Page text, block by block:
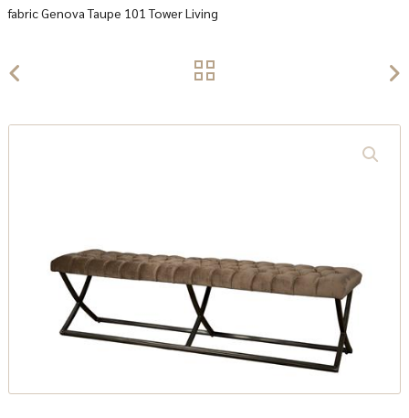
fabric Genova Taupe 101 Tower Living